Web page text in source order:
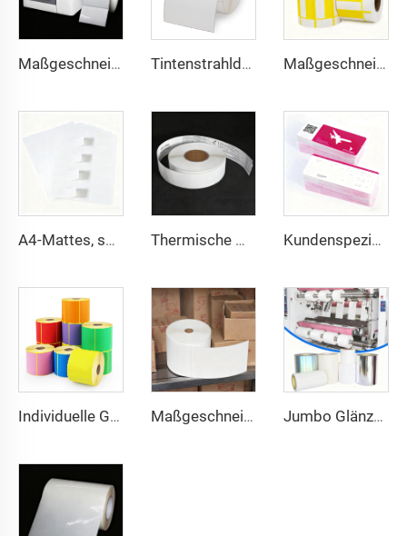
Maßgeschneiderte, durchgehende Hochglanz-Matt-Syntheseklebeetikette aus Inkjet-Papier, Rolle, 102 mm, 216 mm, Inkjet-Aufkleber Tintenstrahldruck BOPP-Folie Weiße BOPP-Etiketten PP-Aufkleber Synthetisches Papier Tiefkühl-Aufkleber Maßgeschneidertes Farb-Barcode-Preisetikett Thermo-Preisschild Thermodeckpappe für Supermarkt
A4-Mattes, schreibmaschinenfestes Vellum-Etikett Barcode-Aufkleber Etikett A4-Etikettenbogen 8,5x11 Zoll für Laserdrucker & Tintenstrahldrucker Thermische Gepäckanhänger-Etiketten für Fluggesellschaften, Direktthermo-Synthesepapier, BOPP-Folie, Gepäckaufkleber für Kofferanhänger Kundenspezifischer Thermotransfer-Druck auf Karton, Flugtickets, Fluglinien-Tickets, Boarding-Pass, Papier-Flugtickets
Individuelle Größe 102x150 102x152 Bedrucktes Etikett Thermotransfer Frachtbriefaufkleber Selbstklebeetikett 4x6 Zoll Versand-Thermo-Farbetikett Maßgeschneidertes 102x152 Thermotransfer-Etikett Halbmattes Papier Transfer-Klebeetikett Frachtbriefetikett 4x6 Versand-Thermoaufkleber Jumbo Glänzende PP PET PE Etikettenmaterial Jumbo Folie Selbstklebendes Papier Polyethylen Aufkleber Bogen Synthetisches Etikett Jumbo Rolle